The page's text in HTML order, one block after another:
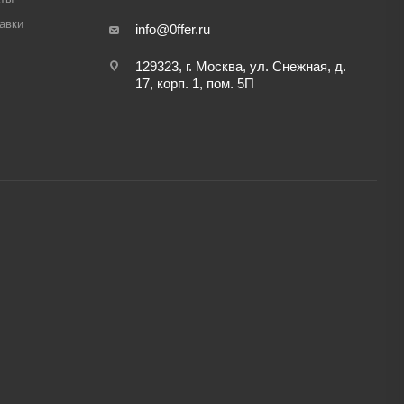
info@0ffer.ru
129323, г. Москва, ул. Снежная, д.
17, корп. 1, пом. 5П